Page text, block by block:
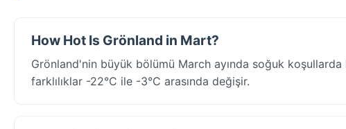
How Hot Is Grönland in Mart?
Grönland'nin büyük bölümü March ayında soğuk
farklılıklar -22°C ile -3°C arasında değişir.